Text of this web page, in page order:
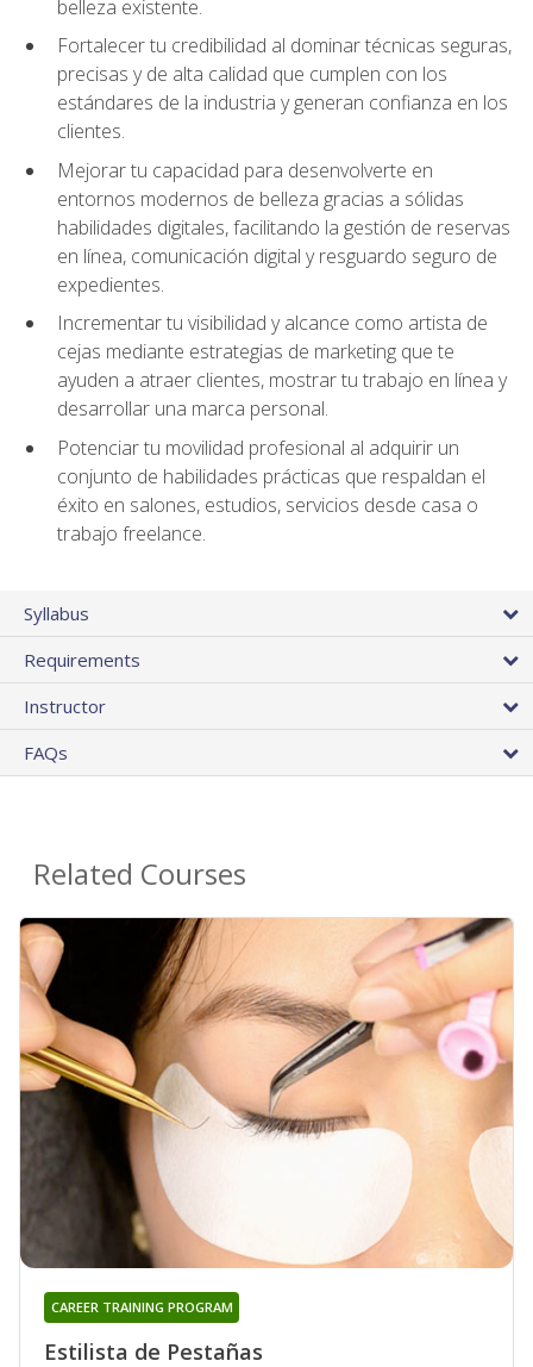
belleza existente.
Fortalecer tu credibilidad al dominar técnicas seguras,
precisas y de alta calidad que cumplen con los
estándares de la industria y generan confianza en los
clientes.
Mejorar tu capacidad para desenvolverte en
entornos modernos de belleza gracias a sólidas
habilidades digitales, facilitando la gestión de reservas
en línea, comunicación digital y resguardo seguro de
expedientes.
Incrementar tu visibilidad y alcance como artista de
cejas mediante estrategias de marketing que te
ayuden a atraer clientes, mostrar tu trabajo en línea y
desarrollar una marca personal.
Potenciar tu movilidad profesional al adquirir un
conjunto de habilidades prácticas que respaldan el
éxito en salones, estudios, servicios desde casa o
trabajo freelance.
Syllabus
Requirements
Instructor
FAQs
Related Courses
Estilista de Pestañas
CAREER TRAINING PROGRAM